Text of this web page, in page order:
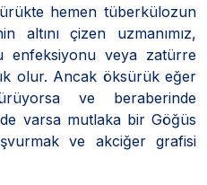
hemen tüberkülozun
altını çizen uzmanımız,
enfeksiyonu veya zatürre
olur. Ancak öksürük eğer
ve beraberinde
varsa mutlaka bir Göğüs
ve akciğer grafisi